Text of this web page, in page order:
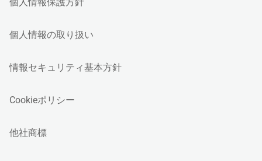
個人情報の取り扱い
情報セキュリティ基本方針
Cookieポリシー
他社商標